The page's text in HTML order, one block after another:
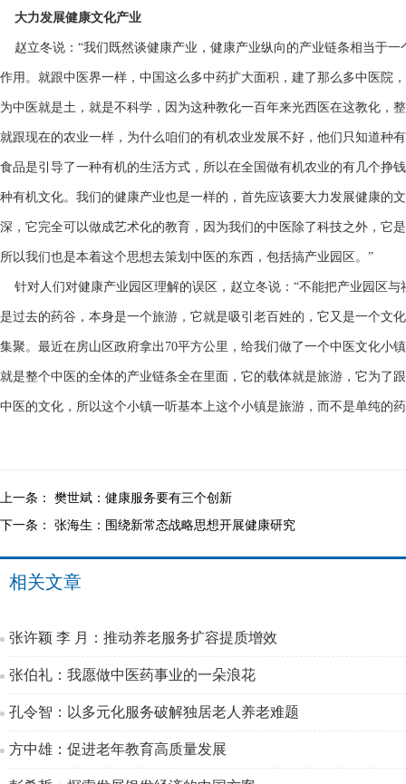
大力发展健康文化产业
赵立冬说：“我们既然谈健康产业，健康产业纵向的产业链条相当于
作用。就跟中医界一样，中国这么多中药扩大面积，建了那么多中医院
为中医就是土，就是不科学，因为这种教化一百年来光西医在这教化，
就跟现在的农业一样，为什么咱们的有机农业发展不好，他们只知道种
食品是引导了一种有机的生活方式，所以在全国做有机农业的有几个挣
种有机文化。我们的健康产业也是一样的，首先应该要大力发展健康的
深，它完全可以做成艺术化的教育，因为我们的中医除了科技之外，它
所以我们也是本着这个思想去策划中医的东西，包括搞产业园区。”
针对人们对健康产业园区理解的误区，赵立冬说：“不能把产业园区
是过去的药谷，本身是一个旅游，它就是吸引老百姓的，它又是一个文
集聚。最近在房山区政府拿出70平方公里，给我们做了一个中医文化小
就是整个中医的全体的产业链条全在里面，它的载体就是旅游，它为了
中医的文化，所以这个小镇一听基本上这个小镇是旅游，而不是单纯的
上一条： 樊世斌：健康服务要有三个创新
下一条： 张海生：围绕新常态战略思想开展健康研究
相关文章
张许颖 李 月：推动养老服务扩容提质增效
张伯礼：我愿做中医药事业的一朵浪花
孔令智：以多元化服务破解独居老人养老难题
方中雄：促进老年教育高质量发展